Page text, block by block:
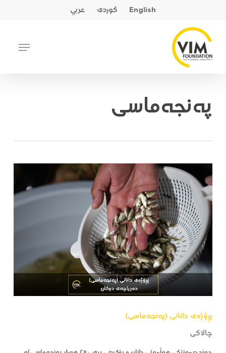
content
English کوردی عربي
Menu
پەنجەماسی
پڕۆژەی دانانی (پەنجەماسی)
چالاکی
Close
Menu